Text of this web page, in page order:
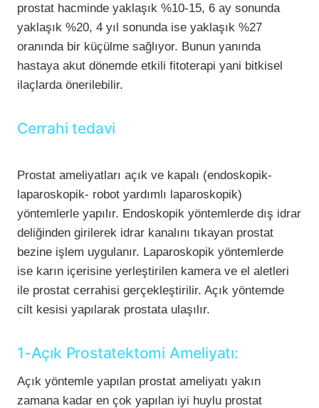
prostat hacminde yaklaşık %10-15, 6 ay sonunda
yaklaşık %20, 4 yıl sonunda ise yaklaşık %27
oranında bir küçülme sağlıyor. Bunun yanında
hastaya akut dönemde etkili fitoterapi yani bitkisel
ilaçlarda önerilebilir.
Cerrahi tedavi
Prostat ameliyatları açık ve kapalı (endoskopik-
laparoskopik- robot yardımlı laparoskopik)
yöntemlerle yapılır. Endoskopik yöntemlerde dış idrar
deliğinden girilerek idrar kanalını tıkayan prostat
bezine işlem uygulanır. Laparoskopik yöntemlerde
ise karın içerisine yerleştirilen kamera ve el aletleri
ile prostat cerrahisi gerçekleştirilir. Açık yöntemde
cilt kesisi yapılarak prostata ulaşılır.
1-Açık Prostatektomi Ameliyatı:
Açık yöntemle yapılan prostat ameliyatı yakın
zamana kadar en çok yapılan iyi huylu prostat